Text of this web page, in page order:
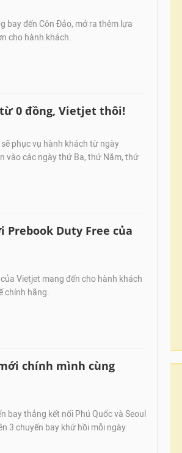
bay đến Côn Đảo, mở ra thêm lựa
cho hành khách.
từ 0 đồng, Vietjet thôi!
phục vụ hành khách từ ngày
vào các ngày thứ Ba, thứ Năm, thứ
Duty Free của
Vietjet mang đến cho hành khách
chính hãng.
chính mình cùng
bay thẳng kết nối Phú Quốc và Seoul
3 chuyến bay khứ hồi mỗi ngày.